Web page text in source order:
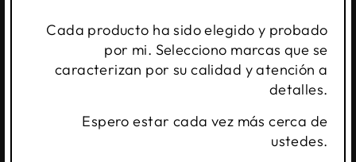
Cada producto ha sido elegido y probado
por mi. Selecciono marcas que se
caracterizan por su calidad y atención a
detalles.
Espero estar cada vez más cerca de
ustedes.